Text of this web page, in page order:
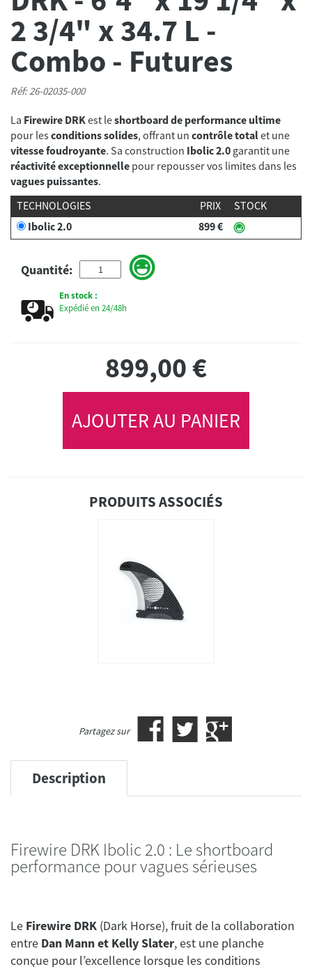
2 3/4" x 34.7 L -
Combo - Futures
Réf: 26-02035-000
La Firewire DRK est leshortboard de performance ultime
pour lesconditions solides, offrant un contrôle totalet une
vitesse foudroyante. Sa construction Ibolic 2.0 garantit une
réactivité exceptionnelle pour repousser vos limites dans les
vagues puissantes.
TECHNOLOGIES
PRIX
STOCK
Ibolic 2.0
899 €
Quantité:
En stock :
Expédié en 24/48h
899,00€
AJOUTER AU PANIER
PRODUITS ASSOCIÉS
Partagez sur
Description
Firewire DRK Ibolic 2.0 : Le shortboard
performance pour vagues sérieuses
Le Firewire DRK (Dark Horse), fruit de la collaboration
entre Dan Mann et Kelly Slater, est une planche
conçue pour l’excellence lorsque les conditions